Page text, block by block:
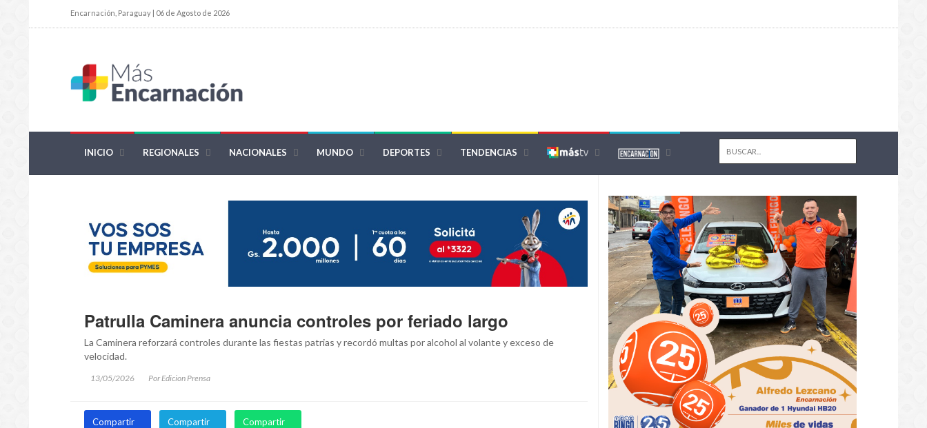
Encarnación, Paraguay | 06 de Agosto de 2026
INICIO REGIONALES NACIONALES MUNDO DEPORTES TENDENCIAS
Patrulla Caminera anuncia controles por feriado largo
La Caminera reforzará controles durante las fiestas patrias y recordó multas por alcohol al volante y exceso de
velocidad.
13/05/2026 Por Edicion Prensa
Compartir Compartir Compartir